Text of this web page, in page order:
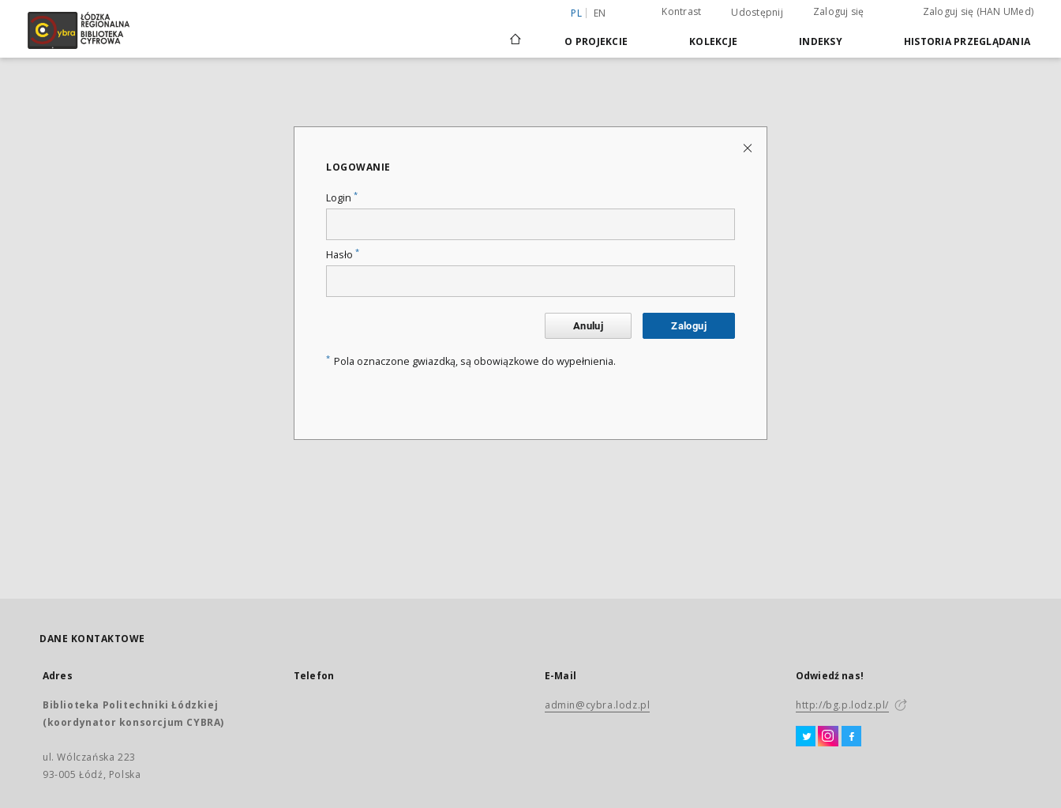
PL EN Kontrast Udostępnij Zaloguj się Zaloguj się (HAN UMed)
O PROJEKCIE KOLEKCJE INDEKSY HISTORIA PRZEGLĄDANIA
LOGOWANIE
Login *
Hasło *
Anuluj Zaloguj
* Pola oznaczone gwiazdką, są obowiązkowe do wypełnienia.
DANE KONTAKTOWE
Adres
Biblioteka Politechniki Łódzkiej
(koordynator konsorcjum CYBRA)
ul. Wólczańska 223
93-005 Łódź, Polska
Telefon E-Mail
admin@cybra.lodz.pl
Odwiedź nas!
http://bg.p.lodz.pl/